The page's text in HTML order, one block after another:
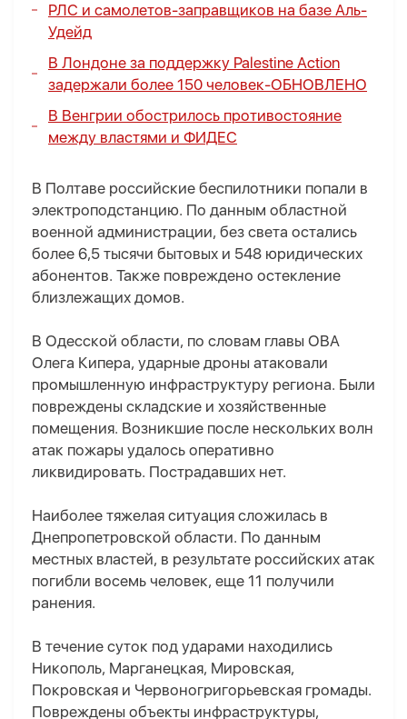
РЛС и самолетов-заправщиков на базе Аль-
Удейд
В Лондоне за поддержку Palestine Action
задержали более 150 человек-ОБНОВЛЕНО
В Венгрии обострилось противостояние
между властями и ФИДЕС
В Полтаве российские беспилотники попали в
электроподстанцию. По данным областной
военной администрации, без света остались
более 6,5 тысячи бытовых и 548 юридических
абонентов. Также повреждено остекление
близлежащих домов.
В Одесской области, по словам главы ОВА
Олега Кипера, ударные дроны атаковали
промышленную инфраструктуру региона. Были
повреждены складские и хозяйственные
помещения. Возникшие после нескольких волн
атак пожары удалось оперативно
ликвидировать. Пострадавших нет.
Наиболее тяжелая ситуация сложилась в
Днепропетровской области. По данным
местных властей, в результате российских атак
погибли восемь человек, еще 11 получили
ранения.
В течение суток под ударами находились
Никополь, Марганецкая, Мировская,
Покровская и Червоногригорьевская громады.
Повреждены объекты инфраструктуры,